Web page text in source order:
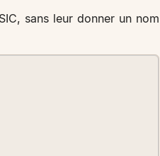
sans leur donner un nom